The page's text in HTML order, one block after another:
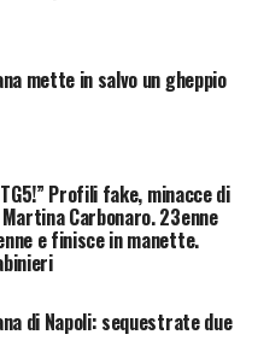
mette in salvo un gheppio
Profili fake, minacce di
Carbonaro. 23enne
e finisce in manette.
di Napoli: sequestrate due